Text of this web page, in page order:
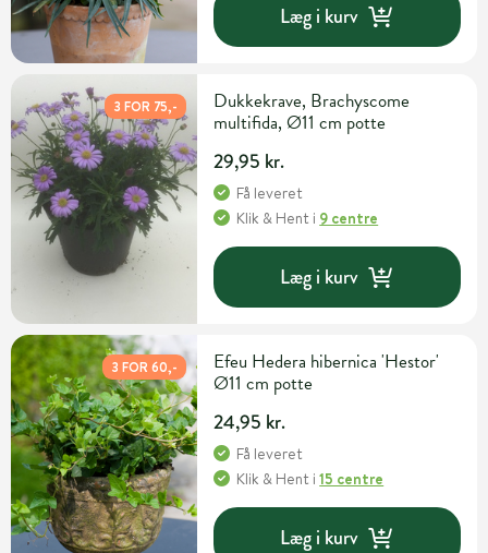
Læg i kurv
3 FOR 75,-
Dukkekrave, Brachyscome
multifida, Ø11 cm potte
29,95 kr.
Få leveret
Klik & Hent i 9 centre
Læg i kurv
3 FOR 60,-
Efeu Hedera hibernica 'Hestor'
Ø11 cm potte
24,95 kr.
Få leveret
Klik & Hent i15 centre
Læg i kurv